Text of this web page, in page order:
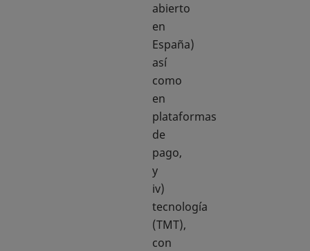
abierto
en
España)
así
como
en
plataformas
de
pago,
y
iv)
tecnología
(TMT),
con